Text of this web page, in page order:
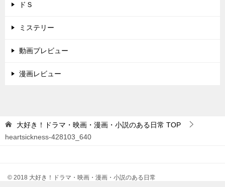
ドＳ
ミステリー
動画プレビュー
漫画レビュー
大好き！ドラマ・映画・漫画・小説のある日常 TOP
heartsickness-428103_640
© 2018 大好き！ドラマ・映画・漫画・小説のある日常